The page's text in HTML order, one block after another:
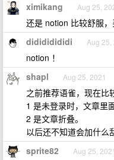
ximikang Aug 25,
还是 notion 比较舒服，
didididididi Aug 25,
notion ！
shapl Aug 25, 2021
之前推荐语雀，现在比
1 是未登录时，文章里
2 是文章折叠。
以后还不知道会加什么
sprite82 Aug 25, 2021